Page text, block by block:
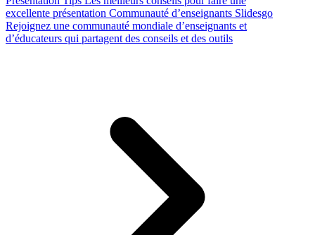
excellente présentation Communauté d’enseignants Slidesgo
Rejoignez une communauté mondiale d’enseignants et
d’éducateurs qui partagent des conseils et des outils